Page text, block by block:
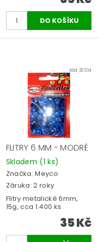
Kód:20334
FLITRY 6 MM - MODRÉ
Skladem (1 ks)
Značka:Meyco
Záruka: 2 roky
Flitry metalické 6mm,
15g, cca 1.400 ks
35 Kč